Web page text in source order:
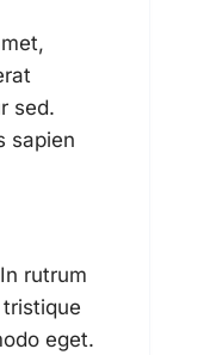
sed.
sapien
rutrum
eget.